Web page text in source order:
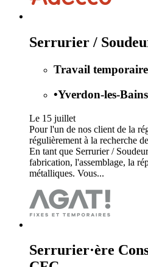
Serrurier /
Travail temporaire
•Yverdon-les-Bains
Le 15 juillet
Pour l'un de nos client de la
régulièrement à la recherche
En tant que Serrurier /
fabrication, l'assemblage, la
métalliques. Vous...
Serrurier·ère